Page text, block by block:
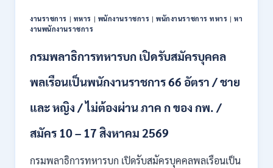
งานราชการ | ทหาร | พนักงานราชการ |พนักงานราชการ ทหาร |หา
งานพนักงานราชการ
กรมพลาธิการทหารบก เปิดรับสมัครบุคคล
พลเรือนเป็นพนักงานราชการ 66 อัตรา / ชาย
และ หญิง / ไม่ต้องผ่าน ภาค ก ของ กพ. /
สมัคร 10 – 17 สิงหาคม 2569
กรมพลาธิการทหารบก เปิดรับสมัครบุคคลพลเรือนเป็น